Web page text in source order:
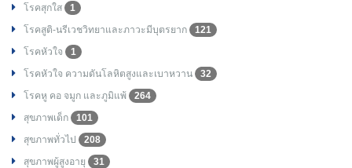
โรคสุกใส
1
โรคสูติ-นรีเวชวิทยาและภาวะมีบุตรยาก
121
โรคหัวใจ
1
โรคหัวใจ ความดันโลหิตสูงและเบาหวาน
32
โรคหู คอ จมูก และภูมิแพ้
264
สุขภาพเด็ก
101
สุขภาพทั่วไป
208
สุขภาพผู้สูงอายุ
31